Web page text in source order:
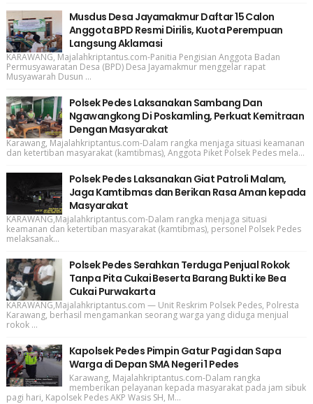
Musdus Desa Jayamakmur Daftar 15 Calon
Anggota BPD Resmi Dirilis, Kuota Perempuan
Langsung Aklamasi
KARAWANG, Majalahkriptantus.com-Panitia Pengisian Anggota Badan
Permusyawaratan Desa (BPD) Desa Jayamakmur menggelar rapat
Musyawarah Dusun ...
Polsek Pedes Laksanakan Sambang Dan
Ngawangkong Di Poskamling, Perkuat Kemitraan
Dengan Masyarakat
Karawang, Majalahkriptantus.com-Dalam rangka menjaga situasi keamanan
dan ketertiban masyarakat (kamtibmas), Anggota Piket Polsek Pedes mela...
Polsek Pedes Laksanakan Giat Patroli Malam,
Jaga Kamtibmas dan Berikan Rasa Aman kepada
Masyarakat
KARAWANG,Majalahkriptantus.com-Dalam rangka menjaga situasi
keamanan dan ketertiban masyarakat (kamtibmas), personel Polsek Pedes
melaksanak...
Polsek Pedes Serahkan Terduga Penjual Rokok
Tanpa Pita Cukai Beserta Barang Bukti ke Bea
Cukai Purwakarta
KARAWANG,Majalahkriptantus.com — Unit Reskrim Polsek Pedes, Polresta
Karawang, berhasil mengamankan seorang warga yang diduga menjual
rokok ...
Kapolsek Pedes Pimpin Gatur Pagi dan Sapa
Warga di Depan SMA Negeri 1 Pedes
Karawang, Majalahkriptantus.com-Dalam rangka
memberikan pelayanan kepada masyarakat pada jam sibuk
pagi hari, Kapolsek Pedes AKP Wasis SH, M...